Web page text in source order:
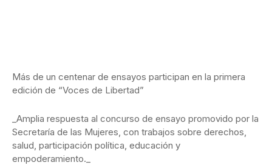
Más de un centenar de ensayos participan en la primera
edición de “Voces de Libertad”
_Amplia respuesta al concurso de ensayo promovido por la
Secretaría de las Mujeres, con trabajos sobre derechos,
salud, participación política, educación y
empoderamiento._